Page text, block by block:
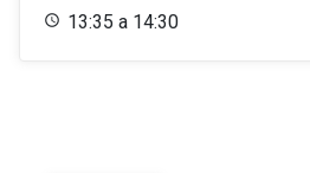
13:35 a 14:30